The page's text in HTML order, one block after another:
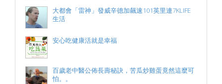
大都會「雷神」發威辛德加飆速101英里連7KLIFE
生活
安心吃健康活就是幸福
百歲老中醫公佈長壽秘訣，苦瓜炒雞蛋竟然這麼可
怕。。